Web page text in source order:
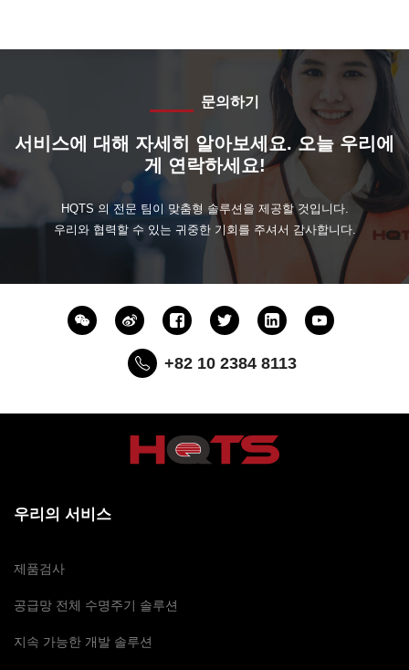
문의하기
서비스에 대해 자세히 알아보세요. 오늘 우리에
게 연락하세요!
HQTS 의 전문 팀이 맞춤형 솔루션을 제공할 것입니다.
우리와 협력할 수 있는 귀중한 기회를 주셔서 감사합니다.
+82 10 2384 8113
우리의 서비스
제품검사
공급망 전체 수명주기 솔루션
지속 가능한 개발 솔루션